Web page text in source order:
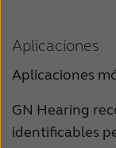
عربي
Aplicaciones
Aplicaciones
GN Hearing
identificables